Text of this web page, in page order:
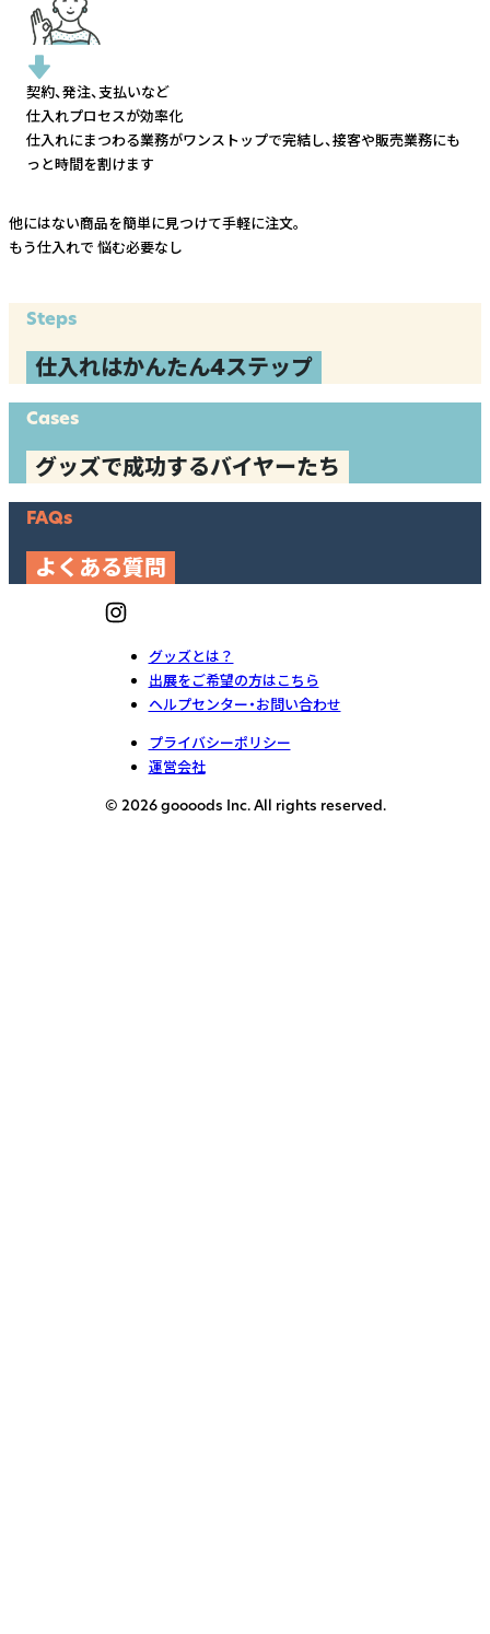
契約、発注、支払いなど
仕入れプロセスが効率化
仕入れにまつわる業務がワンストップで完結し、接客や販売業務にも
っと時間を割けます
他にはない商品を簡単に見つけて手軽に注文。
もう仕入れで 悩む必要なし
Steps
仕入れはかんたん4ステップ
Cases
グッズで成功するバイヤーたち
FAQs
よくある質問
グッズとは？
出展をご希望の方はこちら
ヘルプセンター・お問い合わせ
プライバシーポリシー
運営会社
© 2026 goooods Inc. All rights reserved.